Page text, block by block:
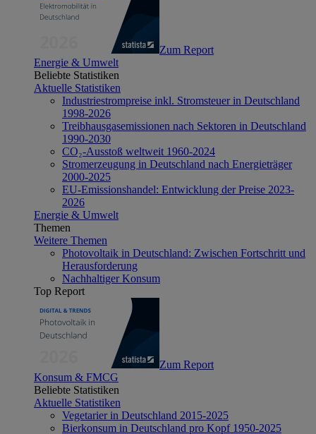
Zum Report
Energie & Umwelt
Beliebte Statistiken
Aktuelle Statistiken
Industriestrompreise inkl. Stromsteuer in Deutschland
1998-2026
Treibhausgasemissionen nach Sektoren in Deutschland
1990-2030
CO₂-Ausstoß weltweit 1960-2024
Stromerzeugung in Deutschland nach Energieträger
2000-2025
EU-Emissionshandel: Entwicklung der Preise 2023-
2026
Energie & Umwelt
Themen
Weitere Themen
Photovoltaik in Deutschland: Zwischen Fortschritt und
Herausforderung
Nachhaltiger Konsum
Top Report
Zum Report
Konsum & FMCG
Beliebte Statistiken
Aktuelle Statistiken
Vegetarier in Deutschland 2015-2025
Bierkonsum in Deutschland pro Kopf 1950-2025